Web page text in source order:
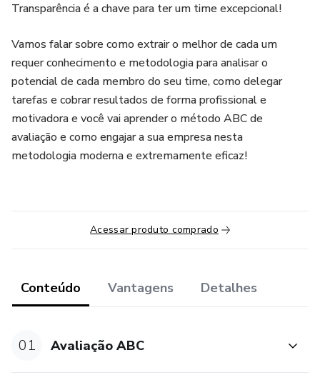
Transparência é a chave para ter um time excepcional!
Vamos falar sobre como extrair o melhor de cada um
requer conhecimento e metodologia para analisar o
potencial de cada membro do seu time, como delegar
tarefas e cobrar resultados de forma profissional e
motivadora e você vai aprender o método ABC de
avaliação e como engajar a sua empresa nesta
metodologia moderna e extremamente eficaz!
Acessar produto comprado
Conteúdo Vantagens Detalhes
01 Avaliação ABC